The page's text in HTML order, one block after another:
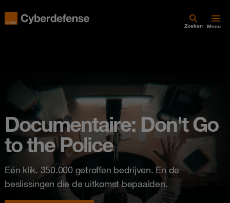
Zoeken Menu
Documentaire: Don't Go
to the Police
Eén klik. 350.000 getroffen bedrijven. En de
beslissingen die de uitkomst bepaalden.